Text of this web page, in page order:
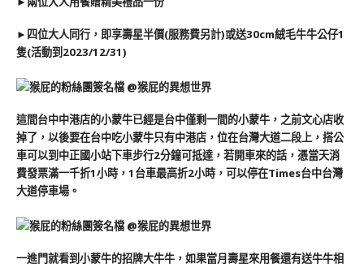
►四位大人同行，即享壽星半價(服務費另計)或送30cm絨毛牛牛公仔1
隻(活動到2023/12/31)
這間台中中港店的小蒙牛已經是台中僅剩一間的小蒙牛，之前文心店收
掉了，以後要在台中吃小蒙牛只有中港店，位在台灣大道二段上，搭公
車可以到中正國小站下車步行2分鐘可抵達，若開車來的話，憑當天消
費發票滿一千折1小時，1台車最高折2小時，可以停在Times台中台灣
大道停車場。
一進門就看到小蒙牛的招牌大牛牛，如果當月壽星來用餐還有送牛牛相